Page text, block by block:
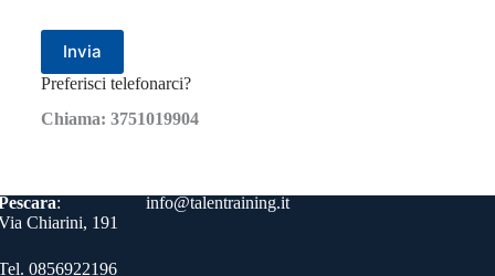
Preferisci telefonarci?
Chiama: 3751019904
info@talentraining.it
:
Chiarini, 191
0856922196